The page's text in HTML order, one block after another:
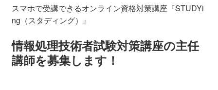
スマホで受講できるオンライン資格対策講座『STUDYi
ng（スタディング）』
情報処理技術者試験対策講座の主任
講師を募集します！